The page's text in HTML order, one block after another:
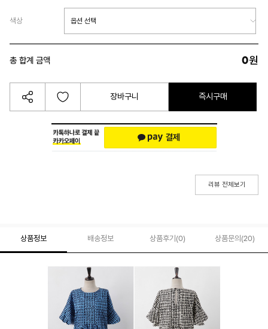
색상
총 합계 금액 0원
장바구니 즉시구매
리뷰 전체보기
상품정보 배송정보 상품후기(0) 상품문의 (20)